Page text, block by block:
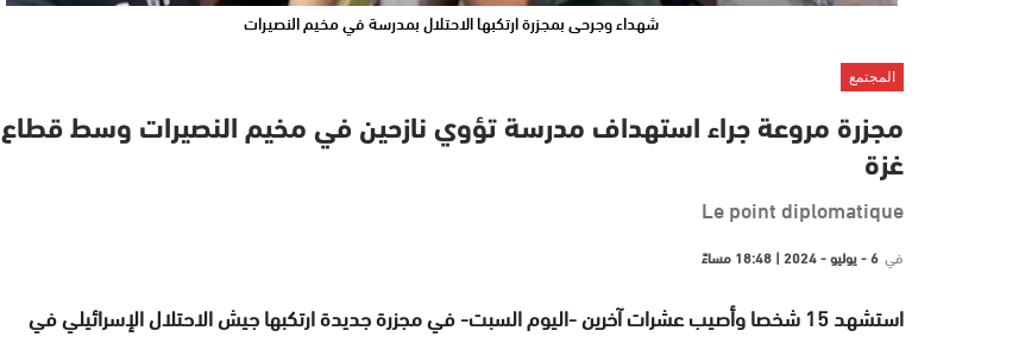
شهداء وجرحى بمجزرة ارتكبها الاحتلال بمدرسة في مخيم النصيرات
المجتمع
مجزرة مروعة جراء استهداف مدرسة تؤوي نازحين في مخيم النصيرات وسط قطاع
غزة
Le point diplomatique
في 6 - يوليو - 2024 | 18:48 مساءً
استشهد 15 شخصا وأصيب عشرات آخرين -اليوم السبت- في مجزرة جديدة ارتكبها جيش الاحتلال الإسرائيلي في